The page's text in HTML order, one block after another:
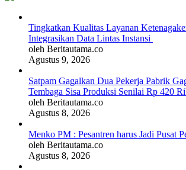
Tingkatkan Kualitas Layanan
Integrasikan Data Lintas Instansi
oleh Beritautama.co
Agustus 9, 2026
Satpam Gagalkan Dua Pekerja Pabrik
Tembaga Sisa Produksi Senilai Rp 420
oleh Beritautama.co
Agustus 8, 2026
Menko PM : Pesantren harus Jadi Pusat
oleh Beritautama.co
Agustus 8, 2026